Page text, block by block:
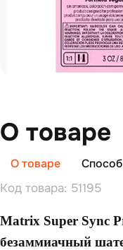
О товаре
О товаре
Код товара: 51195
Matrix Super Sync
безаммиачный